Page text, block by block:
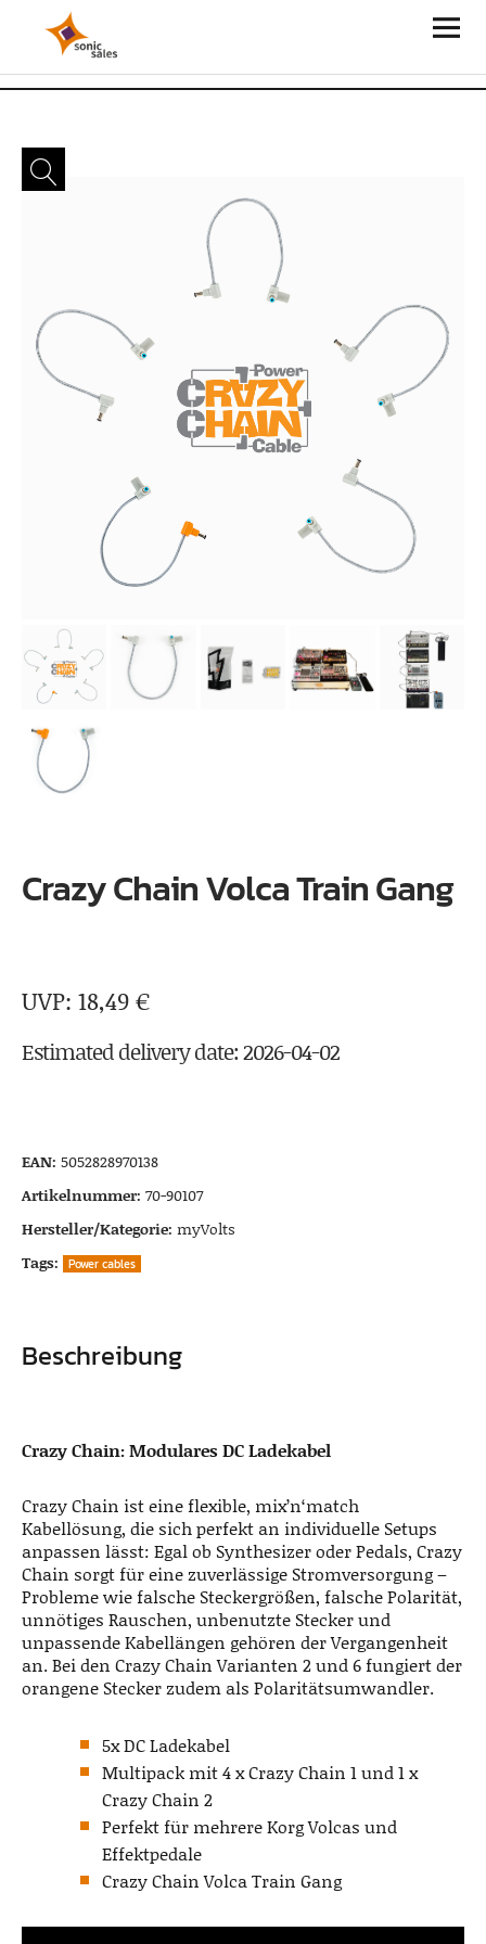
Sonic Sales
Crazy Chain Volca Train Gang
18,49€
Estimated delivery date: 2026-04-02
EAN: 5052828970138
Artikelnummer: 70-90107
Hersteller/Kategorie: myVolts
Tags:
Power cables
Beschreibung
Crazy Chain: Modulares DC Ladekabel
Crazy Chain ist eine flexible, mix’n‘match
Kabellösung, die sich perfekt an individuelle Setups
anpassen lässt: Egal ob Synthesizer oder Pedals, Crazy
Chain sorgt für eine zuverlässige Stromversorgung –
Probleme wie falsche Steckergrößen, falsche Polarität,
unnötiges Rauschen, unbenutzte Stecker und
unpassende Kabellängen gehören der Vergangenheit
an. Bei den Crazy Chain Varianten 2 und 6 fungiert der
orangene Stecker zudem als Polaritätsumwandler.
5x DC Ladekabel
Multipack mit 4 x Crazy Chain 1 und 1 x
Crazy Chain 2
Perfekt für mehrere Korg Volcas und
Effektpedale
Crazy Chain Volca Train Gang